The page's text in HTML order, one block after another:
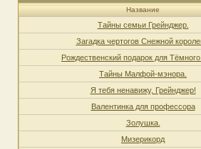
Название
Тайны семьи Грейнджер.
Загадка чертогов Снежной
Рождественский подарок для
Тайны Малфой-мэнора.
Я тебя ненавижу, Грейнджер!
Валентинка для профессора
Золушка.
Мизерикорд